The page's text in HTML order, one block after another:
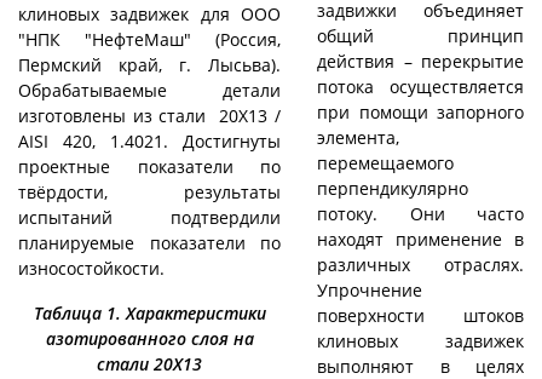
клиновых задвижек для ООО
"НПК "НефтеМаш" (Россия,
Пермский край, г. Лысьва).
Обрабатываемые детали
изготовлены из стали 20Х13 /
AISI 420, 1.4021. Достигнуты
проектные показатели по
твёрдости, результаты
испытаний подтвердили
планируемые показатели по
износостойкости.
Таблица 1. Характеристики
азотированного слоя на
стали 20Х13
задвижки объединяет
общий принцип
действия – перекрытие
потока осуществляется
при помощи запорного
элемента,
перемещаемого
перпендикулярно
потоку. Они часто
находят применение в
различных отраслях.
Упрочнение
поверхности штоков
клиновых задвижек
выполняют в целях